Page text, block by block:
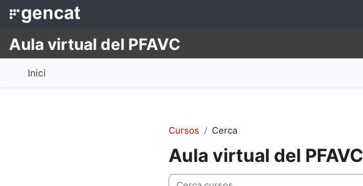
Ves al contingut principal
Aula virtual del PFAVC
Inici
Cursos Cerca
Aula virtual del PFAVC
Cerca cursos